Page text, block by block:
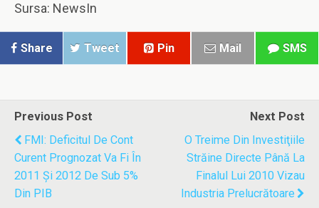
Sursa: NewsIn
Share Tweet Pin Mail SMS
Previous Post
FMI: Deficitul De Cont
Curent Prognozat Va Fi În
2011 Și 2012 De Sub 5%
Din PIB
Next Post
O Treime Din Investiţiile
Străine Directe Până La
Finalul Lui 2010 Vizau
Industria Prelucrătoare